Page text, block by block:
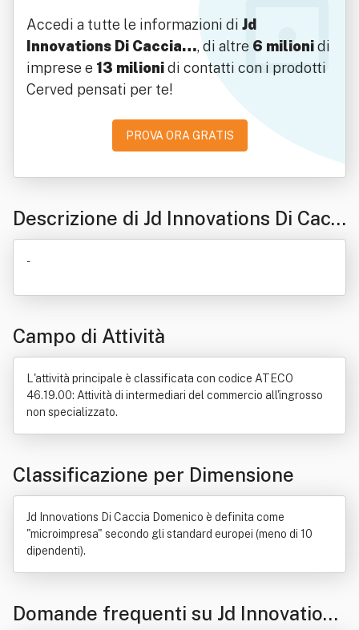
Accedi a tutte le informazioni di Jd
Innovations Di Caccia…, di altre 6 milionidi
imprese e 13 milionidi contatti con i prodotti
Cerved pensati per te!
PROVA ORA GRATIS
Descrizione di Jd Innovations Di Cacci
a Domenico
-
Campo di Attività
L'attività principale è classificata con codice ATECO
46.19.00: Attività di intermediari del commercio all'ingrosso
non specializzato.
Classificazione per Dimensione
Jd Innovations Di Caccia Domenico è definita come
"microimpresa" secondo gli standard europei (meno di 10
dipendenti).
Domande frequenti su Jd Innovations